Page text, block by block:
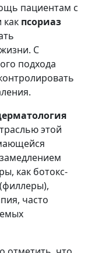
пациентам с
псориаз
С
подхода
этой
как ботокс-
часто